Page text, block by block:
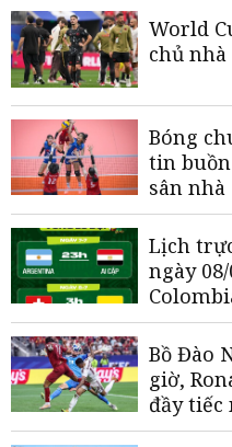
World
chủ nhà
Bóng
tin
sân nhà
Lịch
ngày
Bồ Đào
giờ,
đầy tiếc